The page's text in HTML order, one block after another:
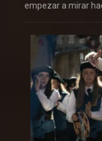
empezar a mirar